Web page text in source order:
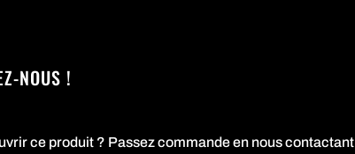
NOUS !
ce produit ? Passez commande en nous contactant